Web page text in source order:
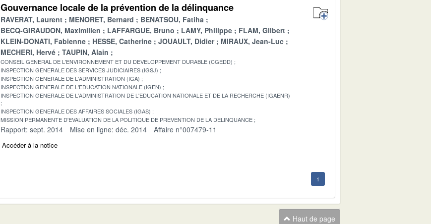
Gouvernance locale de la prévention de la délinquance
RAVERAT, Laurent MENORET, Bernard
BENATSOU, Fatiha
BECQ-GIRAUDON, Maximilien
LAFFARGUE, Bruno LAMY, Philippe
FLAM, Gilbert
KLEIN-DONATI, Fabienne
HESSE, Catherine JOUAULT, Didier
MIRAUX, Jean-Luc
MECHERI, Hervé
TAUPIN, Alain
CONSEIL GENERAL DE L'ENVIRONNEMENT ET DU DEVELOPPEMENT DURABLE (CGEDD)
INSPECTION GENERALE DES SERVICES JUDICIAIRES (IGSJ)
INSPECTION GENERALE DE L'ADMINISTRATION (IGA)
INSPECTION GENERALE DE L'EDUCATION NATIONALE (IGEN)
INSPECTION GENERALE DE L'ADMINISTRATION DE L'EDUCATION NATIONALE ET DE LA RECHERCHE (IGAENR)
INSPECTION GENERALE DES AFFAIRES SOCIALES (IGAS)
MISSION PERMANENTE D'EVALUATION DE LA POLITIQUE DE PREVENTION DE LA DELINQUANCE
Rapport: sept. 2014 Mise en ligne: déc. 2014 Affaire n°007479-11
Accéder à la notice
1
Haut de page